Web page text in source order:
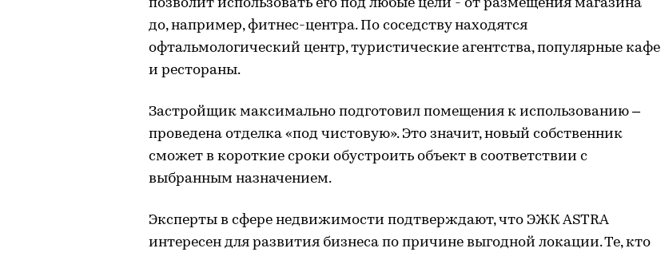
позволит использовать его под любые цели - от размещения магазина
до, например, фитнес-центра. По соседству находятся
офтальмологический центр, туристические агентства, популярные кафе
и рестораны.
Застройщик максимально подготовил помещения к использованию –
проведена отделка «под чистовую». Это значит, новый собственник
сможет в короткие сроки обустроить объект в соответствии с
выбранным назначением.
Эксперты в сфере недвижимости подтверждают, что ЭЖК ASTRA
интересен для развития бизнеса по причине выгодной локации. Те, кто